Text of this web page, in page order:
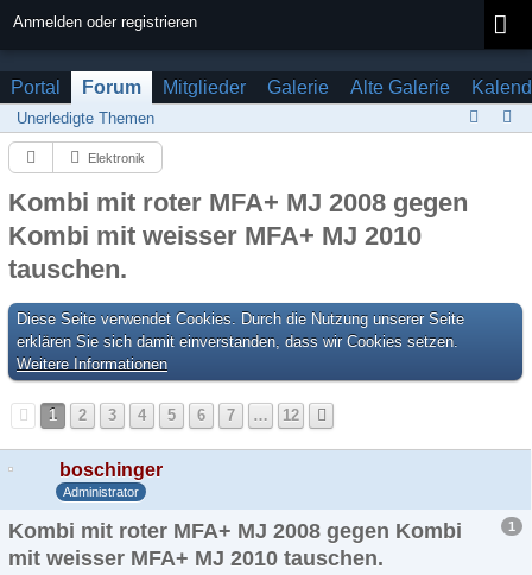
Anmelden oder registrieren
Portal Forum Mitglieder Galerie Alte Galerie
Unerledigte Themen
Elektronik
Kombi mit roter MFA+ MJ 2008 gegen
Kombi mit weisser MFA+ MJ 2010
tauschen.
Diese Seite verwendet Cookies. Durch die Nutzung unserer Seite
erklären Sie sich damit einverstanden, dass wir Cookies setzen.
Weitere Informationen
1 2 3 4 5 6 7 … 12
boschinger
Administrator
1
Kombi mit roter MFA+ MJ 2008 gegen Kombi
mit weisser MFA+ MJ 2010 tauschen.